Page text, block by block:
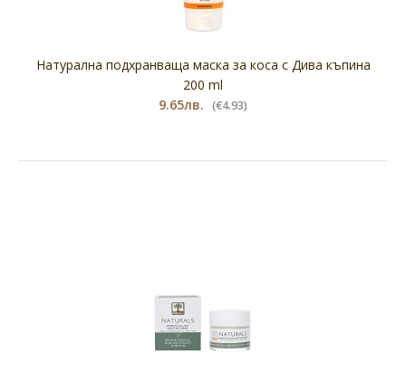
Натурална подхранваща маска за коса с Дива къпина
200 ml
9.65лв. (€4.93)